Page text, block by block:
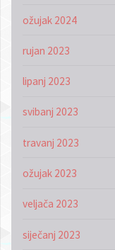
ožujak 2024
rujan 2023
lipanj 2023
svibanj 2023
travanj 2023
ožujak 2023
veljača 2023
siječanj 2023